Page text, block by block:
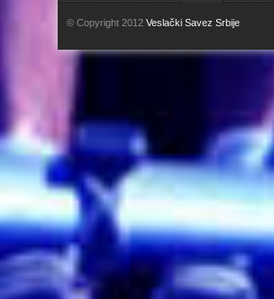
© Copyright 2012 Veslački Savez Srbije